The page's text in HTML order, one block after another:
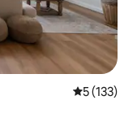
5 av 5 i
5 (133)